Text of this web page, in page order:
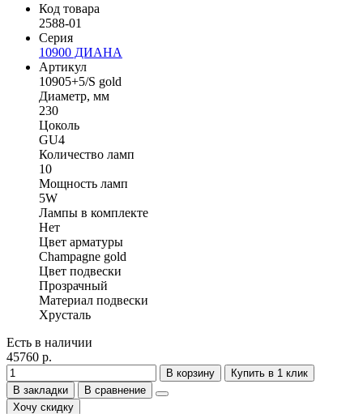
Код товара
2588-01
Серия
10900 ДИАНА
Артикул
10905+5/S gold
Диаметр, мм
230
Цоколь
GU4
Количество ламп
10
Мощность ламп
5W
Лампы в комплекте
Нет
Цвет арматуры
Champagne gold
Цвет подвески
Прозрачный
Материал подвески
Хрусталь
Есть в наличии
45760 р.
В корзину
Купить в 1 клик
В закладки
В сравнение
Хочу скидку